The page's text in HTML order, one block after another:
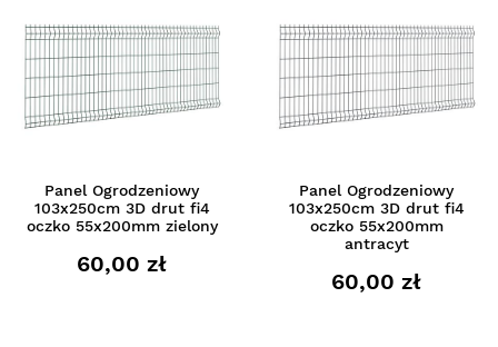
Panel Ogrodzeniowy
103x250cm 3D drut fi4
oczko 55x200mm zielony
60,00 zł
Panel Ogrodzeniowy
103x250cm 3D drut fi4
oczko 55x200mm
antracyt
60,00 zł